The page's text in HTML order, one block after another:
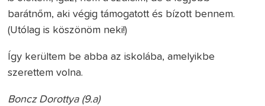
barátnőm, aki végig támogatott és bízott bennem.
(Utólag is köszönöm neki!)
Így kerültem be abba az iskolába, amelyikbe
szerettem volna.
Boncz Dorottya (9.a)